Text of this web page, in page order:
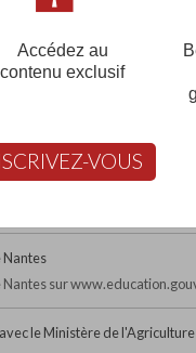
sur
le Ministère de l'Agriculture
Accédez au
contenu exclusif
VOUS